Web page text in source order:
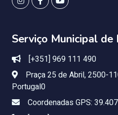
Serviço Municipal
[+351] 969 111 490
Praça 25 de Abril, 2500-
Portugal0
Coordenadas GPS: